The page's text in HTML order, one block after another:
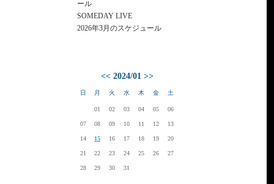
ール
SOMEDAY LIVE
2026年3月のスケジュール
<< 2024/01 >>
日 月 火 水 木 金 土
01 02 03 04 05 06
07 08 09 10 11 12 13
14 15 16 17 18 19 20
21 22 23 24 25 26 27
28 29 30 31